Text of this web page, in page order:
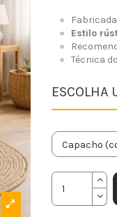
Estilo
Técnica
ESCOLHA